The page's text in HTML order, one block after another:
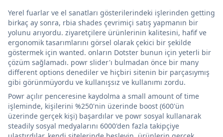
Yerel fuarlar ve el sanatları gösterilerindeki işlerinden getting
birkaç ay sonra, rbia shades çevrimiçi satış yapmanın bir
yolunu arıyordu. ziyaretçilere ürünlerinin kalitesini, hafif ve
ergonomik tasarımlarını görsel olarak çekici bir şekilde
göstermek için wanted. onların Dotster bunun için yeterli bir
çözüm sağlamadı. powr slider'ı bulmadan önce bir many
different options denediler ve hiçbiri sitenin bir parçasıymış
gibi görünmüyordu ve kullanışsız ve kullanımı zordu.
Powr açılır penceresine kaydolma a small amount of time
işleminde, kişilerini %250'nin üzerinde boost (600'ün
üzerinde gerçek kişi) başardılar ve powr sosyal kullanarak
steadily sosyal medyalarını 6000'den fazla takipçiye